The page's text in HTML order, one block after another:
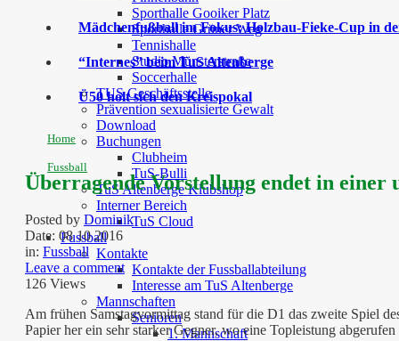
Sporthalle Gooiker Platz
Sporthalle Grüner Weg
Tennishalle
Studio Münsterstraße
Soccerhalle
TUS Geschäftsstelle
Prävention sexualisierte Gewalt
Download
Buchungen
Clubheim
TuS-Bulli
TuS Altenberge Klubshop
Interner Bereich
TuS Cloud
Fussball
Kontakte
Kontakte der Fussballabteilung
Interesse am TuS Altenberge
Mannschaften
Senioren
1. Mannschaft
Mädchenfußball im Fokus: Holzbau-Fieke-Cup in
“Internes” beim TuS Altenberge
Ü50 holt sich den Kreispokal
Home
Fussball
Überragende Vorstellung endet in
Posted by Dominik
Date: 08 10 2016
in: Fussball
Leave a comment
126 Views
Am frühen Samstagvormittag stand für die D1 das zweite Spiel
Papier her ein sehr starker Gegner, wo eine Topleistung